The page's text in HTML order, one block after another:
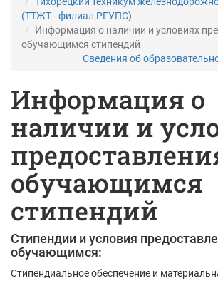
(ТТЖТ - филиал РГУПС)
Информация о наличии и условиях
обучающимся стипендий
Сведения об
Информация о
наличии и
обучающимся
стипендий
Стипендии и условия
обучающимся:
Стипендиальное обеспечение и